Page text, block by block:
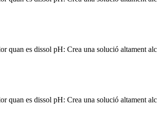
es dissol pH: Crea una solució altament
es dissol pH: Crea una solució altament